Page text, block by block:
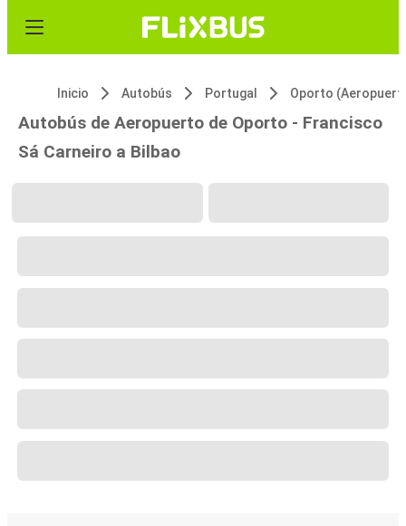
Inicio Autobús Portugal Oporto
Autobús de Aeropuerto de Oporto - Francisco
Sá Carneiro a Bilbao